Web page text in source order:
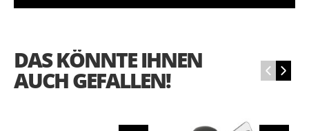
DAS KÖNNTE IHNEN
AUCH GEFALLEN! ‹ ›